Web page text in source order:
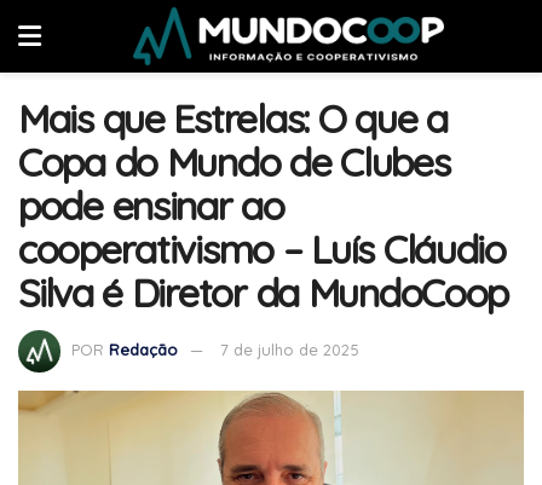
Mais que Estrelas: O que a
Copa do Mundo de Clubes
pode ensinar ao
cooperativismo – Luís Cláudio
Silva é Diretor da MundoCoop
POR Redação 7 de julho de 2025